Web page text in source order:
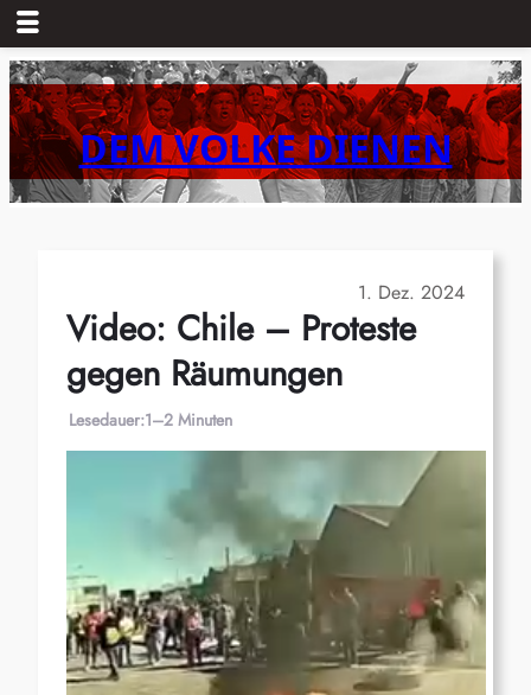
Zum
Inhalt
springenDEM VOLKE DIENEN
1. Dez. 2024
Video: Chile – Proteste
gegen Räumungen
Lesedauer:1–2 Minuten